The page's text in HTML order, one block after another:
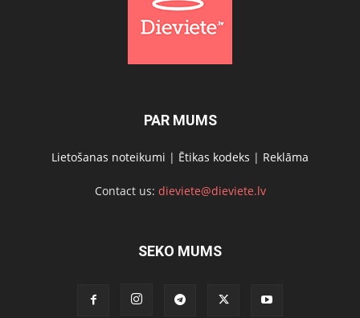
PAR MUMS
Lietošanas noteikumi | Ētikas kodeks | Reklāma
Contact us: dieviete@dieviete.lv
SEKO MUMS